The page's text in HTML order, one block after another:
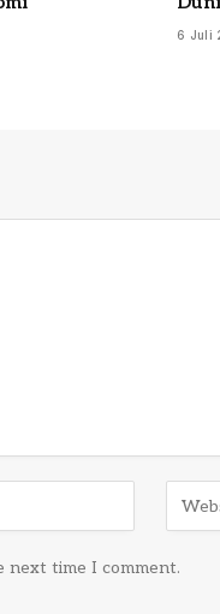
6 Juli
next time I comment.